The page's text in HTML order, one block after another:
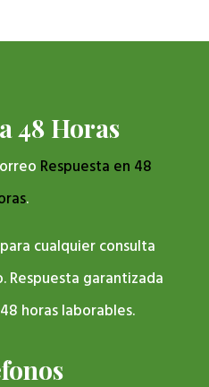
48 Horas
Respuesta en 48
.
cualquier consulta
Respuesta garantizada
horas laborables.